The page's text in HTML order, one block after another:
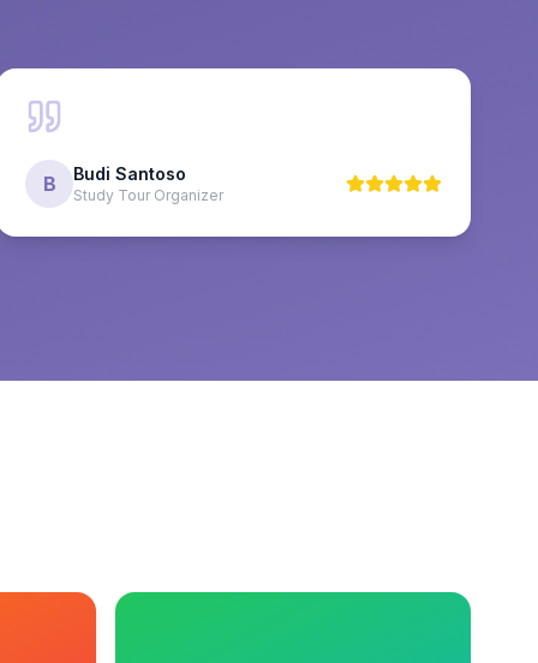
B Budi Santoso
Study Tour Organizer